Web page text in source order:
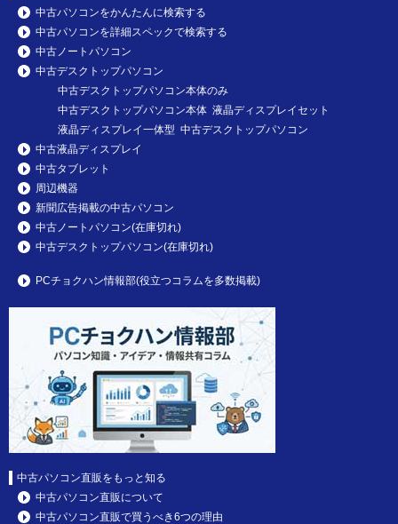
中古パソコンをかんたんに検索する
中古パソコンを詳細スペックで検索する
中古ノートパソコン
中古デスクトップパソコン
中古デスクトップパソコン本体のみ
中古デスクトップパソコン本体 液晶ディスプレイセット
液晶ディスプレイ一体型 中古デスクトップパソコン
中古液晶ディスプレイ
中古タブレット
周辺機器
新聞広告掲載の中古パソコン
中古ノートパソコン(在庫切れ)
中古デスクトップパソコン(在庫切れ)
PCチョクハン情報部(役立つコラムを多数掲載)
中古パソコン直販をもっと知る
中古パソコン直販について
中古パソコン直販で買うべき6つの理由